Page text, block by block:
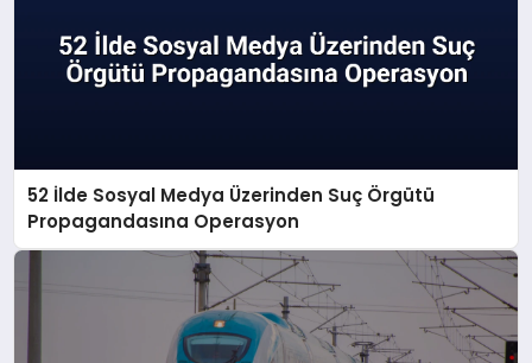
52 İlde Sosyal Medya Üzerinden Suç Örgütü
Propagandasına Operasyon